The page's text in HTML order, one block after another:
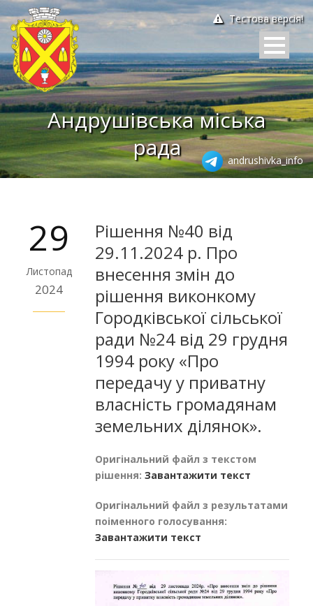
Тестова версія!
Андрушівська міська
рада
andrushivka_info
29
Листопад
2024
Рішення №40 від
29.11.2024 р. Про
внесення змін до
рішення виконкому
Городківської сільської
ради №24 від 29 грудня
1994 року «Про
передачу у приватну
власність громадянам
земельних ділянок».
Оригінальний файл з текстом
рішення: Завантажити текст
Оригінальний файл з результатами
поіменного голосування:
Завантажити текст